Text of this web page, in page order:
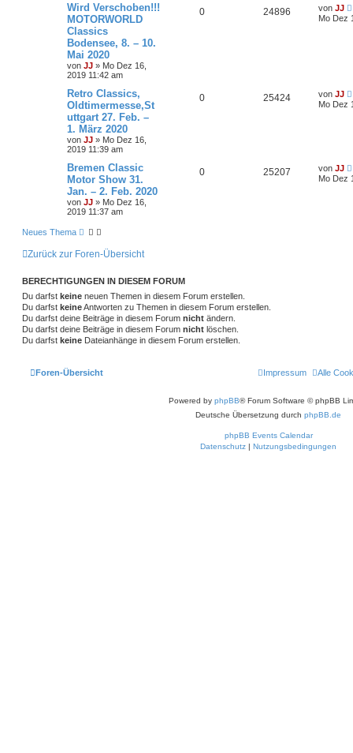
Wird Verschoben!!!
MOTORWORLD
Classics
Bodensee, 8. – 10.
Mai 2020
von JJ » Mo Dez 16,
2019 11:42 am
0 24896 von JJ
Mo Dez
Retro Classics,
Oldtimermesse,St
uttgart 27. Feb. –
1. März 2020
von JJ » Mo Dez 16,
2019 11:39 am
0 25424 von JJ
Mo Dez
Bremen Classic
Motor Show 31.
Jan. – 2. Feb. 2020
von JJ » Mo Dez 16,
2019 11:37 am
0 25207 von JJ
Mo Dez
Neues Thema
Zurück zur Foren-Übersicht
BERECHTIGUNGEN IN DIESEM FORUM
Du darfst keine neuen Themen in diesem Forum erstellen.
Du darfst keineAntworten zu Themen in diesem Forum erstellen.
Du darfst deine Beiträge in diesem Forum nicht ändern.
Du darfst deine Beiträge in diesem Forum nicht löschen.
Du darfst keine Dateianhänge in diesem Forum erstellen.
Foren-Übersicht Alle
Impressum
Powered by phpBB® Forum Software © phpBB
Deutsche Übersetzung durch phpBB.de
phpBB Events Calendar
Datenschutz | Nutzungsbedingungen